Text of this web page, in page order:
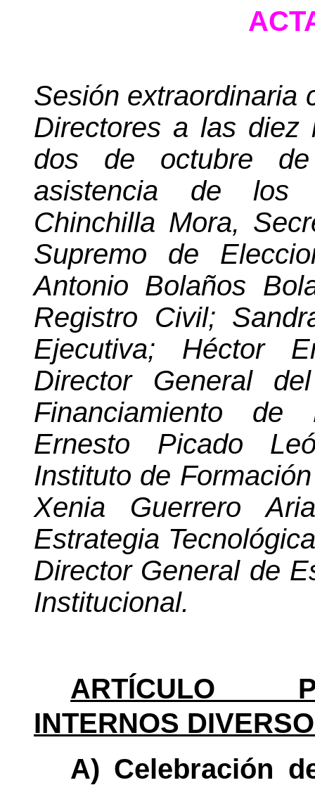
Sesión extraordinaria
Directores a las diez
dos de octubre
asistencia de los
Chinchilla Mora,
Supremo de
Antonio Bolaños
Registro Civil;
Ejecutiva; Héctor
Director General
Financiamiento de
Ernesto Picado
Instituto de
Xenia Guerrero
Estrategia
Director General de
Institucional.
ARTÍCULO
INTERNOS
A) Celebración